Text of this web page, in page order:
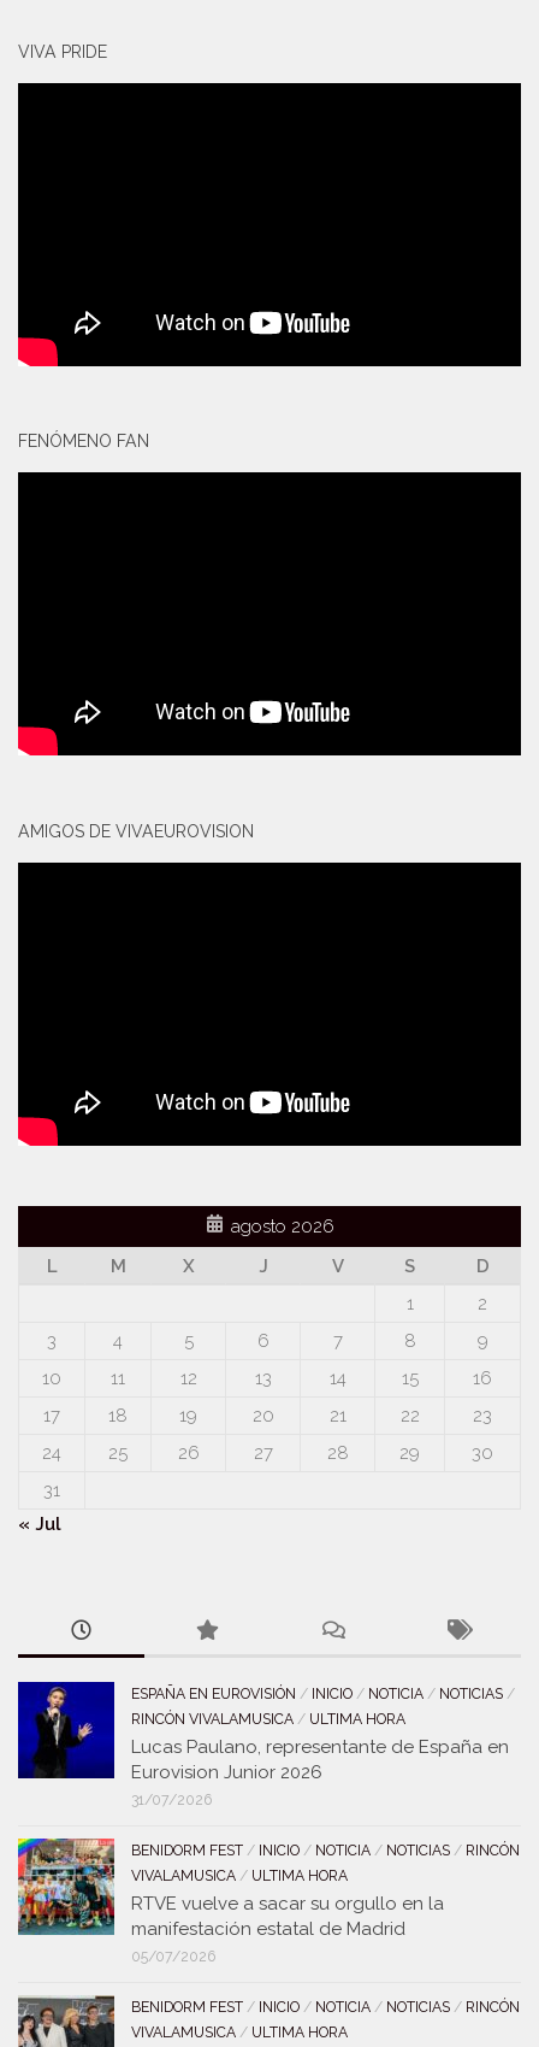
VIVA PRIDE
FENÓMENO FAN
AMIGOS DE VIVAEUROVISION
agosto 2026
L
M X J V S
D
1
2
3
4 5 6 7 8
9
10
11 12 13 14 15
16
17
18 19 20 21 22
23
24
25 26 27 28 29
30
31
« Jul
ESPAÑA EN EUROVISIÓN / INICIO / NOTICIA / NOTICIAS /
RINCÓN VIVALAMUSICA / ULTIMA HORA
Lucas Paulano, representante de España en
Eurovision Junior 2026
31/07/2026
BENIDORM FEST / INICIO / NOTICIA / NOTICIAS / RINCÓN
VIVALAMUSICA / ULTIMA HORA
RTVE vuelve a sacar su orgullo en la
manifestación estatal de Madrid
05/07/2026
BENIDORM FEST / INICIO / NOTICIA / NOTICIAS / RINCÓN
VIVALAMUSICA / ULTIMA HORA